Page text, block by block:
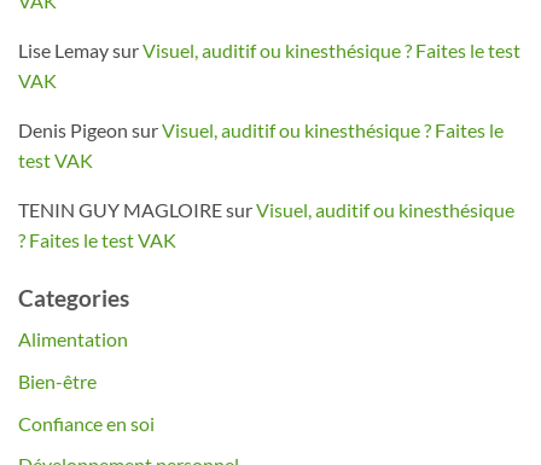
Lise LemaysurVisuel, auditif ou kinesthésique ? Faites le test
VAK
Denis Pigeon surVisuel, auditif ou kinesthésique ? Faites le
test VAK
TENIN GUY MAGLOIREsurVisuel, auditif ou kinesthésique
? Faites le test VAK
Categories
Alimentation
Bien-être
Confiance en soi